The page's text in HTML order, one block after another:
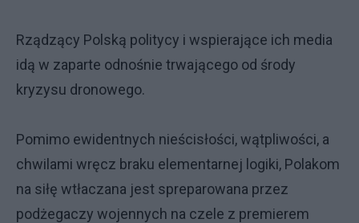
Rządzący Polską politycy i wspierające ich media
idą w zaparte odnośnie trwającego od środy
kryzysu dronowego.
Pomimo ewidentnych nieścisłości, wątpliwości, a
chwilami wręcz braku elementarnej logiki, Polakom
na siłę wtłaczana jest spreparowana przez
podżegaczy wojennych na czele z premierem